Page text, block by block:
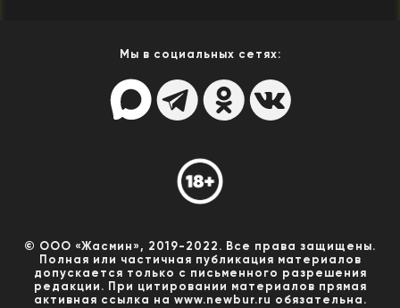
Мы в социальных сетях:
© ООО «Жасмин», 2019-2022. Все права защищены.
Полная или частичная публикация материалов
допускается только с письменного разрешения
редакции. При цитировании материалов прямая
активная ссылка на www.newbur.ru обязательна.